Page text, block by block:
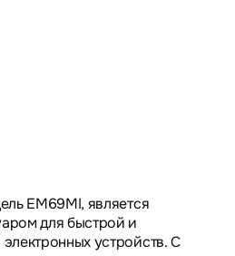
EM69MI, является
для быстрой и
устройств. С